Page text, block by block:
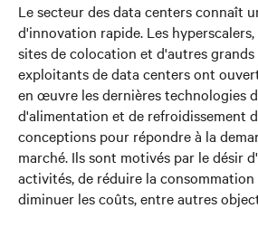
Le secteur des data centers connaît
d'innovation rapide. Les
sites de colocation et d'autres
exploitants de data centers ont
en œuvre les dernières technologies
d'alimentation et de refroidissement
conceptions pour répondre à la
marché. Ils sont motivés par le désir
activités, de réduire la
diminuer les coûts, entre autres